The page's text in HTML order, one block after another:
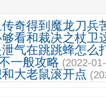
奇得到魔龙刀兵
看和裁决之杖卫
气在跳跳蜂怎么
一般攻略 (2022-
大老鼠滚开点